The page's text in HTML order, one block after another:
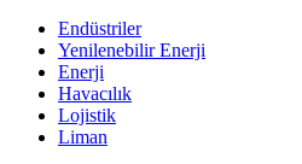
Endüstriler
Yenilenebilir Enerji
Enerji
Havacılık
Lojistik
Liman